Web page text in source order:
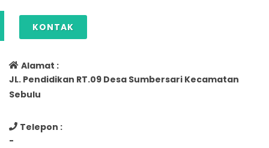
KONTAK
Alamat :
JL. Pendidikan RT.09 Desa Sumbersari Kecamatan
Sebulu
Telepon :
-